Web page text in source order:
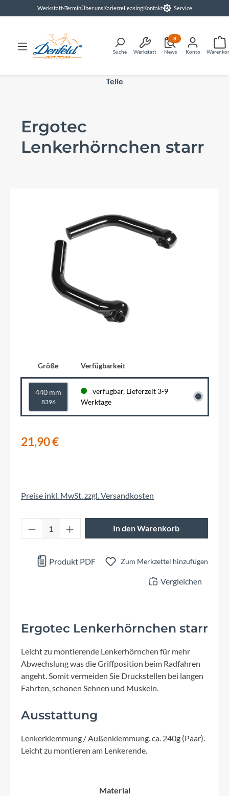
springenWerkstatt-TerminÜber unsKarierreLeasingKontakt Service
Suche Werkstatt News
8
Konto
Teile
Ergotec
Lenkerhörnchen starr
Größe Verfügbarkeit
440 mm
8396
verfügbar, Lieferzeit 3-9
Werktage
21,90 €
Preise inkl. MwSt. zzgl. Versandkosten
Produkt Anzahl: Gib den gewünschten
In den Warenkorb
Produkt PDF Zum Merkzettel hinzufügen
Vergleichen
Ergotec Lenkerhörnchen starr
Leicht zu montierende Lenkerhörnchen für mehr
Abwechslung was die Griffposition beim Radfahren
angeht. Somit vermeiden Sie Druckstellen bei langen
Fahrten, schonen Sehnen und Muskeln.
Ausstattung
Lenkerklemmung / Außenklemmung. ca. 240g (Paar).
Leicht zu montieren am Lenkerende.
Material